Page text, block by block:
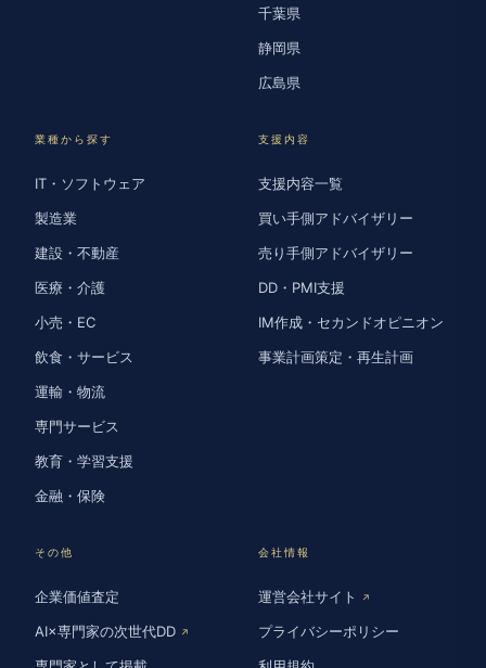
千葉県
静岡県
広島県
業種から探す
IT・ソフトウェア
製造業
建設・不動産
医療・介護
小売・EC
飲食・サービス
運輸・物流
専門サービス
教育・学習支援
金融・保険
支援内容
支援内容一覧
買い手側アドバイザリー
売り手側アドバイザリー
DD・PMI支援
IM作成・セカンドオピニオン
事業計画策定・再生計画
その他
企業価値査定
AI×専門家の次世代DD ↗
会社情報
運営会社サイト ↗
プライバシーポリシー